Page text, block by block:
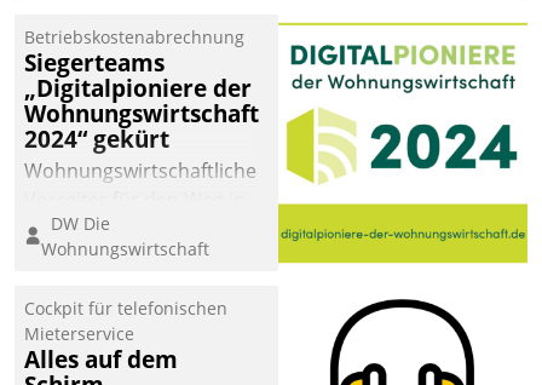
Betriebskostenabrechnung
Siegerteams
„Digitalpioniere der
Wohnungswirtschaft
2024“ gekürt
Wohnungswirtschaftliche
eine digitale Zukunft zu
finden, ist das Ziel des
der
Wohnungswirtschaft“.
Bewerben können sich
DW Die
Wohnungswirtschaft
Cockpit für telefonischen
Mieterservice
Alles auf dem